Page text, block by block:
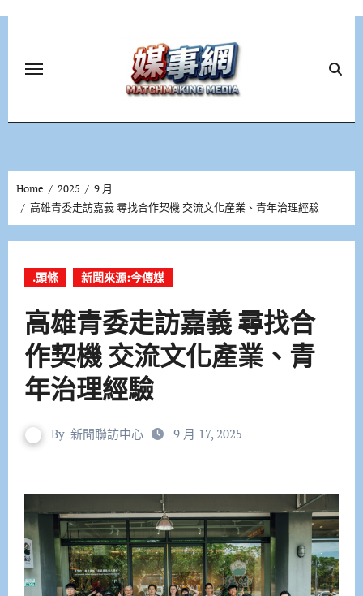
Home 2025
9 月
高雄青委走訪嘉義 尋找合作契機 交流文化產業、青年治理經驗
.頭條 新聞來源:今傳媒
高雄青委走訪嘉義 尋找合
作契機 交流文化產業、青
年治理經驗
By 新聞聯訪中心 9 月 17, 2025